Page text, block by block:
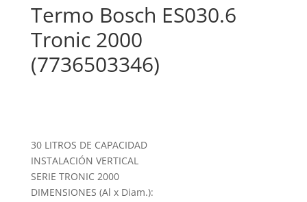
Termo Bosch ES030.6
Tronic 2000
(7736503346)
30 LITROS DE CAPACIDAD
INSTALACIÓN VERTICAL
SERIE TRONIC 2000
DIMENSIONES (Al x Diam.):